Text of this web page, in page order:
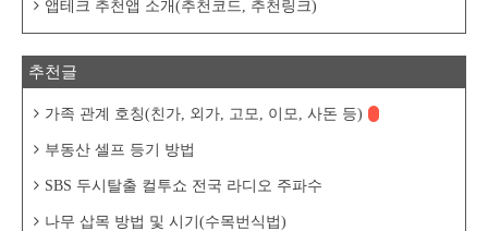
앱테크 추천앱 소개(추천코드, 추천링크)
추천글
가족 관계 호칭(친가, 외가, 고모, 이모, 사돈 등)
부동산 셀프 등기 방법
SBS 두시탈출 컬투쇼 전국 라디오 주파수
나무 삽목 방법 및 시기(수목번식법)